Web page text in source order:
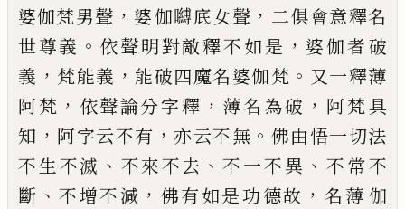
婆伽梵男聲 ， 婆伽嚩底女聲 ， 二俱會意釋名
世尊義 。 依聲明對敵釋不如是 ， 婆伽者破
義 ， 梵能義 ， 能破四魔名婆伽梵 。 又一釋薄
阿梵 ， 依聲論分字釋 ， 薄名為破 ， 阿梵具
知 ， 阿字云不有 ， 亦云不無 。 佛由悟一切法
不生不滅 、 不來不去 、 不一不異 、 不常不
斷 、 不增不減 ， 佛有如是功德故 ， 名薄 伽